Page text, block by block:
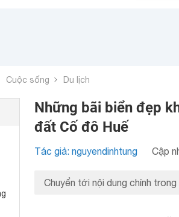
Cuộc sống Du lịch
Những bãi biển đẹp
đất Cố đô Huế
Tác giả: nguyendinhtung Cập
Chuyển tới nội dung chính trong